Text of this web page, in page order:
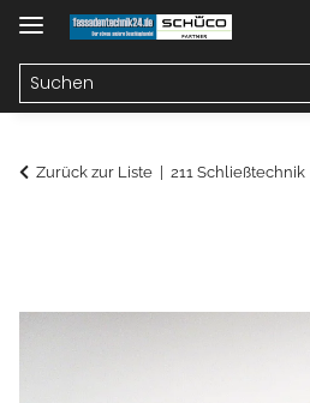
Zurück zur Liste 211 Schließtechnik